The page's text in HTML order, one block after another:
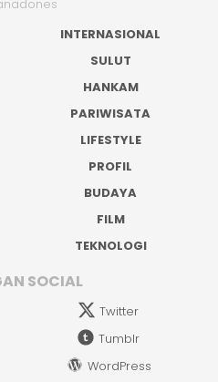
INTERNASIONAL
SULUT
HANKAM
PARIWISATA
LIFESTYLE
PROFIL
BUDAYA
FILM
TEKNOLOGI
SOCIAL
Twitter
Tumblr
WordPress